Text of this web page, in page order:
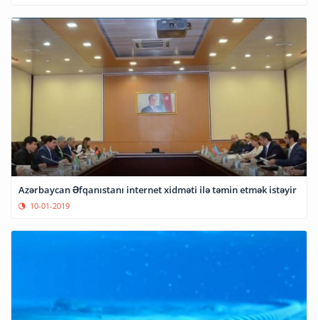
Azərbaycan Əfqanıstanı internet xidməti ilə təmin etmək istəyir
10-01-2019